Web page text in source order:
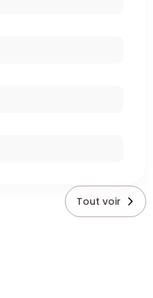
Tout voir